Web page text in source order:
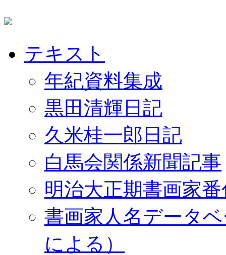
テキスト
年紀資料集成
黒田清輝日記
久米桂一郎日記
白馬会関係新聞記事
明治大正期書画家
書画家人名データ
による）